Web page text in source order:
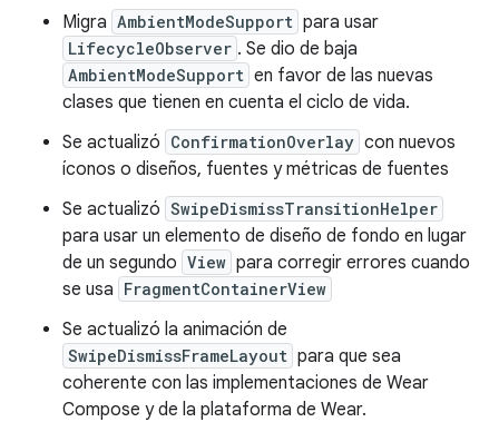
Migra AmbientModeSupport para usar
LifecycleObserver . Se dio de baja
AmbientModeSupport en favor de las nuevas
clases que tienen en cuenta el ciclo de vida.
Se actualizó ConfirmationOverlay con nuevos
íconos o diseños, fuentes y métricas de fuentes
Se actualizó SwipeDismissTransitionHelper
para usar un elemento de diseño de fondo en lugar
de un segundo View para corregir errores cuando
se usa FragmentContainerView
Se actualizó la animación de
SwipeDismissFrameLayout para que sea
coherente con las implementaciones de Wear
Compose y de la plataforma de Wear.